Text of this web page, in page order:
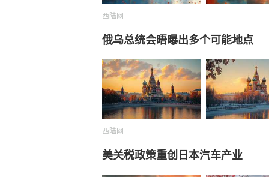
西陆网
俄乌总统会晤曝出多个可能地点
西陆网
美关税政策重创日本汽车产业